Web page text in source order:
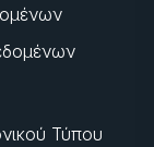
Τύπου